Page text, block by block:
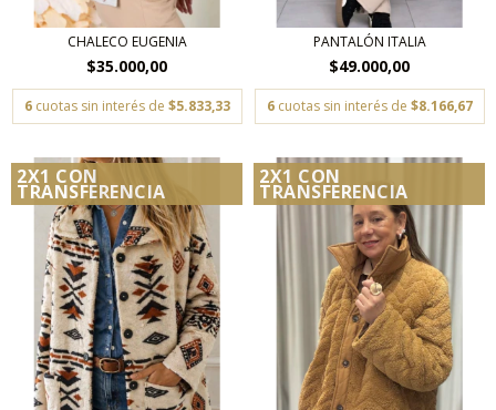
CHALECO EUGENIA
$35.000,00
6 cuotas sin interés de $5.833,33
PANTALÓN ITALIA
$49.000,00
6 cuotas sin interés de $8.166,67
2X1 CON
TRANSFERENCIA
2X1 CON
TRANSFERENCIA